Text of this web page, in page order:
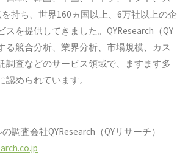
持ち、世界160ヵ国以上、6万社以上の企
を提供してきました。QYResearch（QY
る競合分析、業界分析、市場規模、カス
調査などのサービス領域で、ますます多
認められています。
調査会社QYResearch（QYリサーチ）